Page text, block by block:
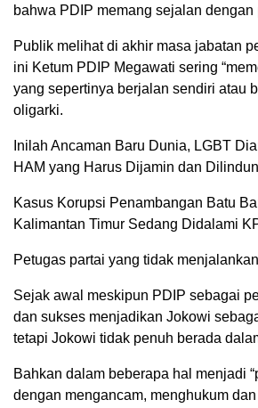
bahwa PDIP memang sejalan dengan
Publik melihat di akhir masa jabatan
ini Ketum PDIP Megawati sering
yang sepertinya berjalan sendiri atau
oligarki.
Inilah Ancaman Baru Dunia, LGBT
HAM yang Harus Dijamin dan
Kasus Korupsi Penambangan Batu
Kalimantan Timur Sedang Didalami
Petugas partai yang tidak
Sejak awal meskipun PDIP sebagai
dan sukses menjadikan Jokowi
tetapi Jokowi tidak penuh berada
Bahkan dalam beberapa hal menjadi
dengan mengancam, menghukum